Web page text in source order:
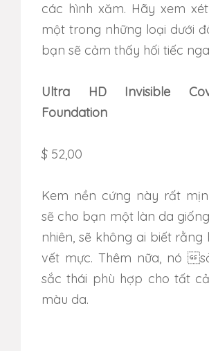
các hình xăm. Hãy xem
một trong những loại dưới
bạn sẽ cảm thấy hối tiếc
Ultra HD Invisible
Foundation
$ 52,00
Kem nền cứng này rất
sẽ cho bạn một làn da
nhiên, sẽ không ai biết
vết mực. Thêm nữa, nó
sắc thái phù hợp cho tất
màu da.